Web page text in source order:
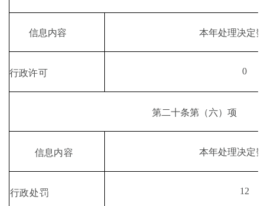
信息内容 本年处理决定
行政许可 0
第二十条第 （六）项
信息内容 本年处理决定
行政处罚 12